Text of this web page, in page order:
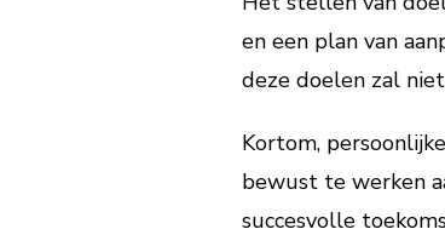
en een plan van
deze doelen zal
Kortom,
bewust te werken
succesvolle